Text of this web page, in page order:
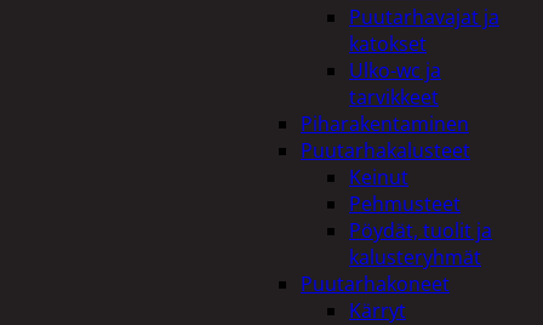
Puutarhavajat ja
katokset
Ulko-wc ja
tarvikkeet
Piharakentaminen
Puutarhakalusteet
Keinut
Pehmusteet
Pöydät, tuolit ja
kalusteryhmät
Puutarhakoneet
Kärryt